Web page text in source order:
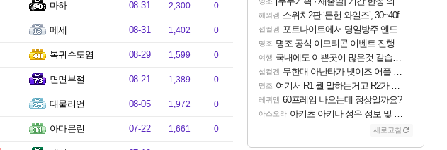
마하 08-31 2,300 0
메세 08-31 1,402 0
복귀수도염 08-29 1,599 0
면면부절 08-21 1,389 0
대물리언 08-05 1,972 0
아다몬린 07-22 1,661 0
해외겜 스위치2판 ‘몬헌 와일즈’, 30~40fps 목표 추정
섭컬겜 포트나이트에서 명일방주 엔드필드 [펠리카] 판매 예정
명조 명조 공식 이모티콘 이벤트 진행해봤습니다! 참여부터 추첨까지????
여행 국내에도 이쁜곳이 많은것 같습니다
섭컬겜 무한대 아난타가 넷이즈 어플 달력에 일정 등록
명조 여기서 R1 뭘 말하는거고 R2가 뭘말하는걸까요?
레퀴엠 60프레임 나오는데 정상일까요?
아스오라 아키츠 아키나 성우 정보 및 주요 필모
새로고침